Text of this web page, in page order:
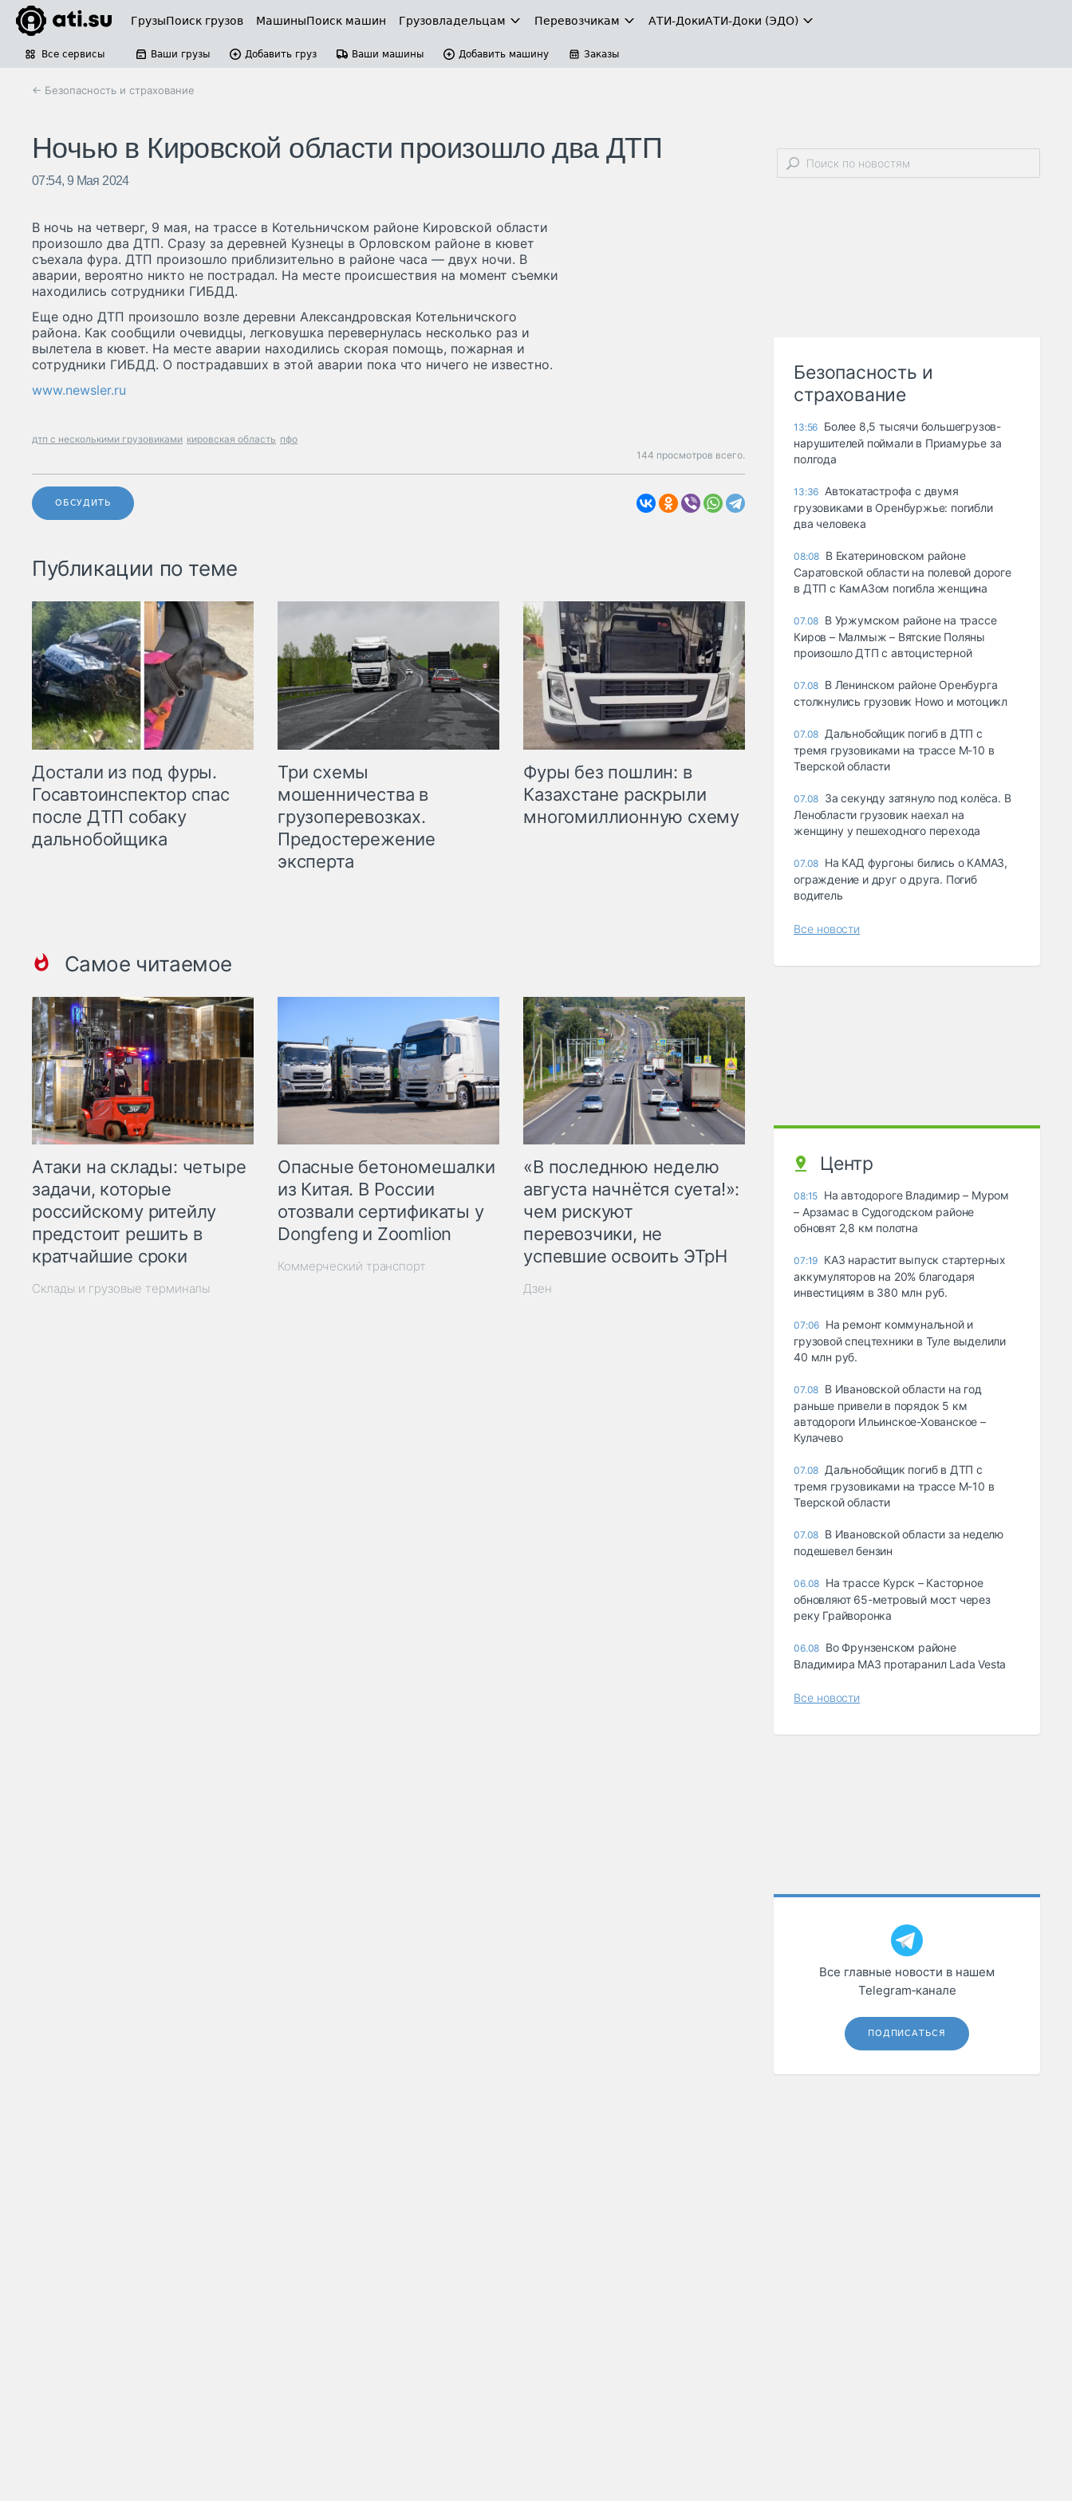
ГрузыПоиск грузов МашиныПоиск машин Грузовладельцам Перевозчикам АТИ-ДокиАТИ-Доки (ЭДО)
Все сервисы Ваши грузы Добавить груз Ваши машины Добавить машину Заказы
← Безопасность и страхование
Ночью в Кировской области произошло два ДТП
07:54, 9 Мая 2024
В ночь на четверг, 9 мая, на трассе в Котельничском районе Кировской области
произошло два ДТП. Сразу за деревней Кузнецы в Орловском районе в кювет
съехала фура. ДТП произошло приблизительно в районе часа — двух ночи. В
аварии, вероятно никто не пострадал. На месте происшествия на момент съемки
находились сотрудники ГИБДД.
Еще одно ДТП произошло возле деревни Александровская Котельничского
района. Как сообщили очевидцы, легковушка перевернулась несколько раз и
вылетела в кювет. На месте аварии находились скорая помощь, пожарная и
сотрудники ГИБДД. О пострадавших в этой аварии пока что ничего не известно.
www.newsler.ru
дтп с несколькими грузовиками кировская область пфо
144 просмотров всего.
ОБСУДИТЬ
Публикации по теме
Достали из под фуры.
Госавтоинспектор спас
после ДТП собаку
дальнобойщика
Три схемы
мошенничества в
грузоперевозках.
Предостережение
эксперта
Фуры без пошлин: в
Казахстане раскрыли
многомиллионную схему
Самое читаемое
Атаки на склады: четыре
задачи, которые
российскому ритейлу
предстоит решить в
кратчайшие сроки
Склады и грузовые терминалы
Опасные бетономешалки
из Китая. В России
отозвали сертификаты у
Dongfeng и Zoomlion
Коммерческий транспорт
«В последнюю неделю
августа начнётся суета!»:
чем рискуют
перевозчики, не
успевшие освоить ЭТрН
Дзен
Безопасность и
страхование
13:56 Более 8,5 тысячи большегрузов-
нарушителей поймали в Приамурье за
полгода
13:36 Автокатастрофа с двумя
грузовиками в Оренбуржье: погибли
два человека
08:08 В Екатериновском районе
Саратовской области на полевой дороге
в ДТП с КамАЗом погибла женщина
07.08 В Уржумском районе на трассе
Киров – Малмыж – Вятские Поляны
произошло ДТП с автоцистерной
07.08 В Ленинском районе Оренбурга
столкнулись грузовик Howo и мотоцикл
07.08 Дальнобойщик погиб в ДТП с
тремя грузовиками на трассе М-10 в
Тверской области
07.08 За секунду затянуло под колёса. В
Ленобласти грузовик наехал на
женщину у пешеходного перехода
07.08 На КАД фургоны бились о КАМАЗ,
ограждение и друг о друга. Погиб
водитель
Все новости
Центр
08:15 На автодороге Владимир – Муром
– Арзамас в Судогодском районе
обновят 2,8 км полотна
07:19 КАЗ нарастит выпуск стартерных
аккумуляторов на 20% благодаря
инвестициям в 380 млн руб.
07:06 На ремонт коммунальной и
грузовой спецтехники в Туле выделили
40 млн руб.
07.08 В Ивановской области на год
раньше привели в порядок 5 км
автодороги Ильинское-Хованское –
Кулачево
07.08 Дальнобойщик погиб в ДТП с
тремя грузовиками на трассе М-10 в
Тверской области
07.08 В Ивановской области за неделю
подешевел бензин
06.08 На трассе Курск – Касторное
обновляют 65-метровый мост через
реку Грайворонка
06.08 Во Фрунзенском районе
Владимира МАЗ протаранил Lada Vesta
Все новости
Все главные новости в нашем
Telegram‑канале
ПОДПИСАТЬСЯ